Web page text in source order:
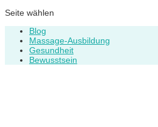
Seite wählen
Blog
Massage-Ausbildung
Gesundheit
Bewusstsein